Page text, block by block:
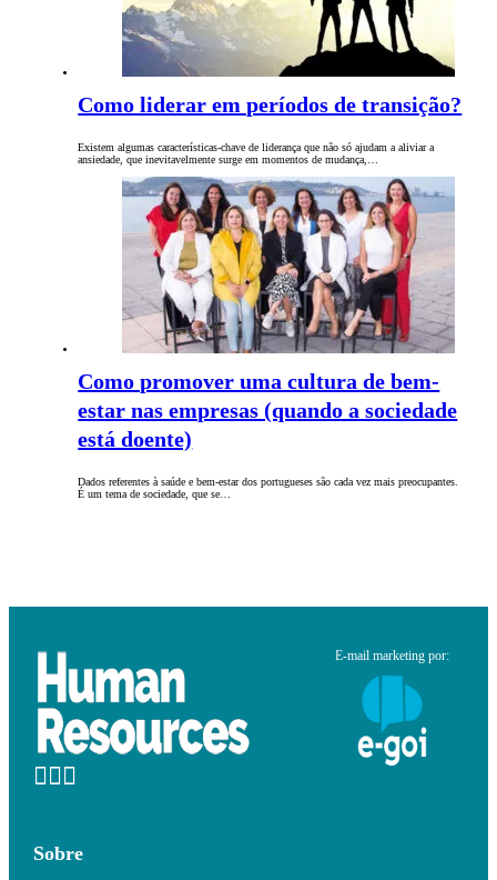
Como liderar em períodos de transição?
Existem algumas características-chave de liderança que não só ajudam a aliviar a
ansiedade, que inevitavelmente surge em momentos de mudança,…
Como promover uma cultura de bem-
estar nas empresas (quando a sociedade
está doente)
Dados referentes à saúde e bem-estar dos portugueses são cada vez mais preocupantes.
É um tema de sociedade, que se…
E-mail marketing por:
Sobre